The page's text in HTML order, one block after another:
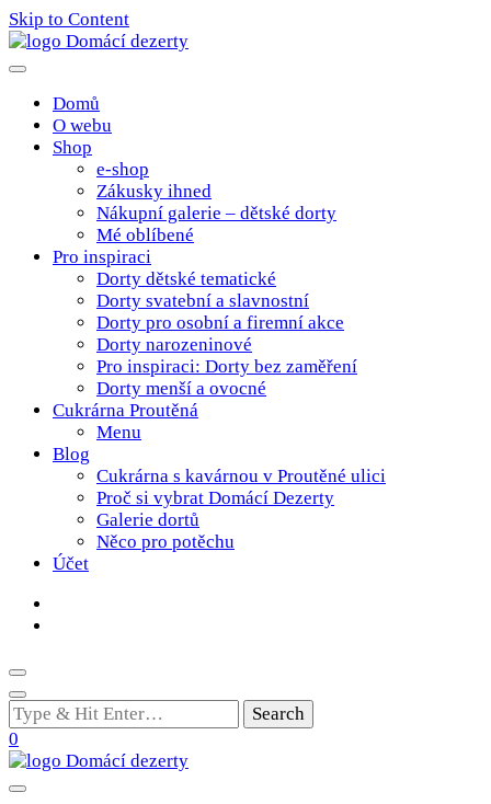
Skip to Content
domacidezerty.cz
Domů
O webu
Shop
e-shop
Zákusky ihned
Nákupní galerie – dětské dorty
Mé oblíbené
Pro inspiraci
Dorty dětské tematické
Dorty svatební a slavnostní
Dorty pro osobní a firemní akce
Dorty narozeninové
Pro inspiraci: Dorty bez zaměření
Dorty menší a ovocné
Cukrárna Proutěná
Menu
Blog
Cukrárna s kavárnou v Proutěné ulici
Proč si vybrat Domácí Dezerty
Galerie dortů
Něco pro potěchu
Účet
Looking
for
Something?
0